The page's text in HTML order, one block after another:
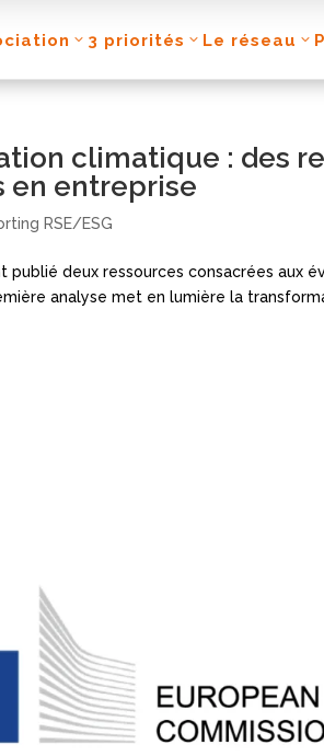
3 priorités Le réseau
climatique : des
en entreprise
RSE/ESG
deux ressources consacrées aux
analyse met en lumière la